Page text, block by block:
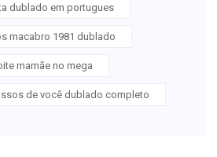
dublado em portugues
macabro 1981 dublado
mamãe no mega
de você dublado completo